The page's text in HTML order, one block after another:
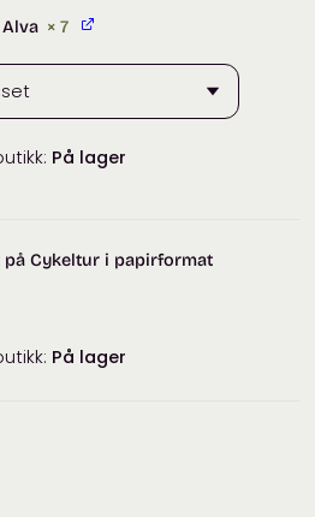
× 7
På lager
Cykeltur i papirformat
På lager